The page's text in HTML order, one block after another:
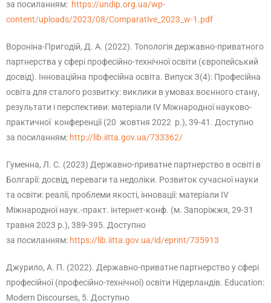
за посиланням: https://undip.org.ua/wp-
content/uploads/2023/08/Comparative_2023_w-1.pdf
Вороніна-Пригодій, Д. А. (2022). Топологія державно-приватного
партнерства у сфері професійно-технічної освіти (європейський
досвід). Інноваційна професійна освіта. Випуск 3(4): Професійна
освіта для сталого розвитку: виклики в умовах воєнного стану,
результати і перспективи: матеріали ІV Міжнародної науково-
практичної конференції (20 жовтня 2022 р.), 39-41. Доступно
за посиланням: http://lib.iitta.gov.ua/733362/
Гуменна, Л. С. (2023) Державно-приватне партнерство в освіті в
Болгарії: досвід, переваги та недоліки. Розвиток сучасної науки
та освіти: реалії, проблеми якості, інновації: матеріали ІV
Міжнародної наук.-практ. інтернет-конф. (м. Запоріжжя, 29-31
травня 2023 р.), 389-395. Доступно
за посиланням: https://lib.iitta.gov.ua/id/eprint/735913
Джурило, А. П. (2022). Державно-приватне партнерство у сфері
професійної (професійно-технічної) освіти Нідерландів. Education:
Modern Discourses, 5. Доступно